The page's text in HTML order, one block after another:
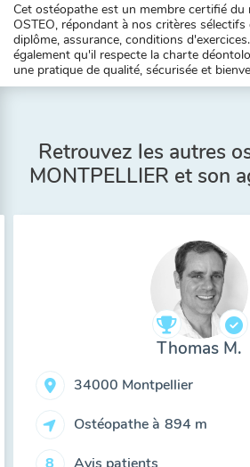
Cet ostéopathe est un membre certifié du
OSTEO, répondant à nos critères
diplôme, assurance, conditions
également qu'il respecte la charte
une pratique de qualité, sécurisée et
Retrouvez les autres
MONTPELLIER et son
Thomas M.
34000 Montpellier
Ostéopathe à 894 m
Avis patients